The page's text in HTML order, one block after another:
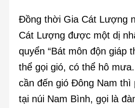
Đồng thời Gia Cát Lượng
Cát Lượng được một dị
quyển “Bát môn độn giáp
thể gọi gió, có thể hô
cần đến gió Đông Nam thì
tại núi Nam Bình, gọi là